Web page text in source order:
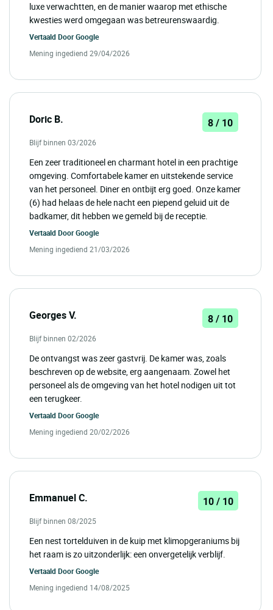
luxe verwachtten, en de manier waarop met ethische
kwesties werd omgegaan was betreurenswaardig.
Vertaald DoorGoogle
Mening ingediend 29/04/2026
Doric B. 8 / 10
Blijf binnen 03/2026
Een zeer traditioneel en charmant hotel in een prachtige
omgeving. Comfortabele kamer en uitstekende service
van het personeel. Diner en ontbijt erg goed. Onze kamer
(6) had helaas de hele nacht een piepend geluid uit de
badkamer, dit hebben we gemeld bij de receptie.
Vertaald DoorGoogle
Mening ingediend 21/03/2026
Georges V. 8 / 10
Blijf binnen 02/2026
De ontvangst was zeer gastvrij. De kamer was, zoals
beschreven op de website, erg aangenaam. Zowel het
personeel als de omgeving van het hotel nodigen uit tot
een terugkeer.
Vertaald DoorGoogle
Mening ingediend 20/02/2026
Emmanuel C. 10 / 10
Blijf binnen 08/2025
Een nest tortelduiven in de kuip met klimopgeraniums bij
het raam is zo uitzonderlijk: een onvergetelijk verblijf.
Vertaald DoorGoogle
Mening ingediend 14/08/2025